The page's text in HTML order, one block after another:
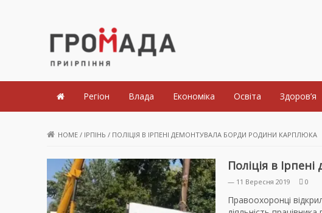
Громада Приірпіння
Регіон Влада Економіка Освіта Здоров’я
HOME / ІРПІНЬ / ПОЛІЦІЯ В ІРПЕНІ ДЕМОНТУВАЛА БОРДИ РОДИНИ КАРПЛЮКА
Поліція в
— 11 Вересня 2019 0
Правоохоронці